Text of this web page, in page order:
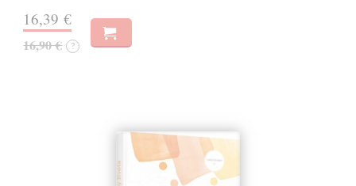
16,39 €
16,90 € ?